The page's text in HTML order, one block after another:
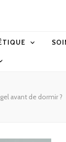
avant de dormir ?